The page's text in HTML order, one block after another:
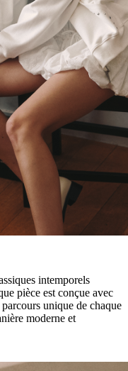
intemporels
pièce est conçue avec
unique de chaque
moderne et